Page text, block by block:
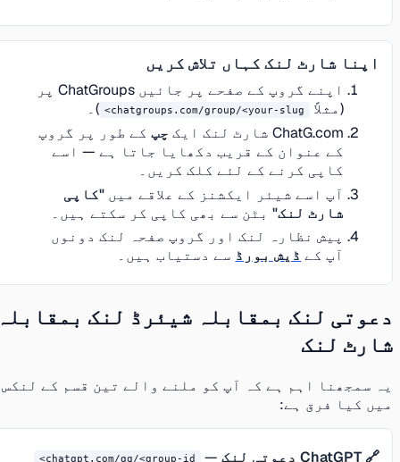
اپنا شارٹ لنک کہاں تلاش کریں
اپنے گروپ کے صفحے پر جائیں ChatGroups پر
(مثلاً
chatgroups.com/group/<your-slug>
)۔
ChatG.com شارٹ لنک ایک
چپکے طور پر گروپ
کے عنوان کے قریب دکھایا جاتا ہے — اسے
کاپی کرنے کے لئے کلک کریں۔
آپ اسے شیئر ایکشنز کے علاقے میں"کاپی
شارٹ لنک"بٹن سے بھی کاپی کر سکتے ہیں۔
پیش نظارہ لنک اور گروپ صفحہ لنک دونوں
آپ کےڈیش بورڈ سے دستیاب ہیں۔
دعوتی لنک بمقابلہ شیئرڈ لنک بمقابلہ
شارٹ لنک
یہ سمجھنا اہم ہے کہ آپ کو ملنے والے تین قسم کے لنکس
میں کیا فرق ہے:
🔗 ChatGPT دعوتی لنک —
chatgpt.com/gg/<group-id>